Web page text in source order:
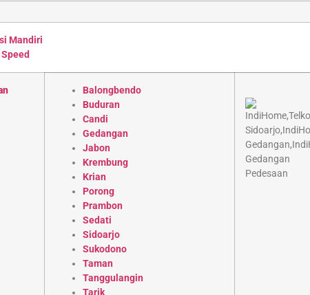
Mandiri
Balongbendo
Buduran
Candi
Gedangan
Jabon
Krembung
Krian
Porong
Prambon
Sedati
Sidoarjo
Sukodono
Taman
Tanggulangin
Tarik